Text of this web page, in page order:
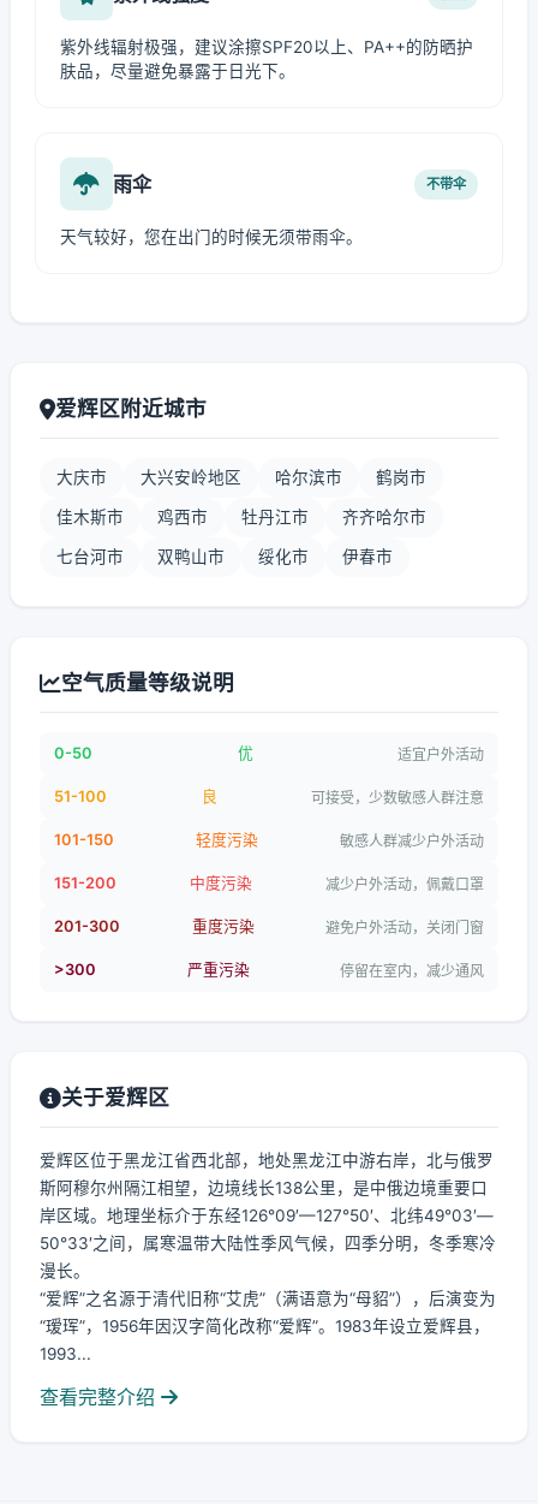
紫外线辐射极强，建议涂擦SPF20以上、PA++的防晒护
肤品，尽量避免暴露于日光下。
雨伞 不带伞
天气较好，您在出门的时候无须带雨伞。
爱辉区附近城市
大庆市 大兴安岭地区 哈尔滨市 鹤岗市
佳木斯市 鸡西市 牡丹江市 齐齐哈尔市
七台河市 双鸭山市 绥化市 伊春市
空气质量等级说明
0-50 优 适宜户外活动
51-100 良 可接受，少数敏感人群注意
101-150 轻度污染 敏感人群减少户外活动
151-200 中度污染 减少户外活动，佩戴口罩
201-300 重度污染 避免户外活动，关闭门窗
>300 严重污染 停留在室内，减少通风
关于爱辉区
爱辉区位于黑龙江省西北部，地处黑龙江中游右岸，北与俄罗
斯阿穆尔州隔江相望，边境线长138公里，是中俄边境重要口
岸区域。地理坐标介于东经126°09′—127°50′、北纬49°03′—
50°33′之间，属寒温带大陆性季风气候，四季分明，冬季寒冷
漫长。
“爱辉”之名源于清代旧称“艾虎”（满语意为“母貂”），后演变为
“瑷珲”，1956年因汉字简化改称“爱辉”。1983年设立爱辉县，
1993...
查看完整介绍